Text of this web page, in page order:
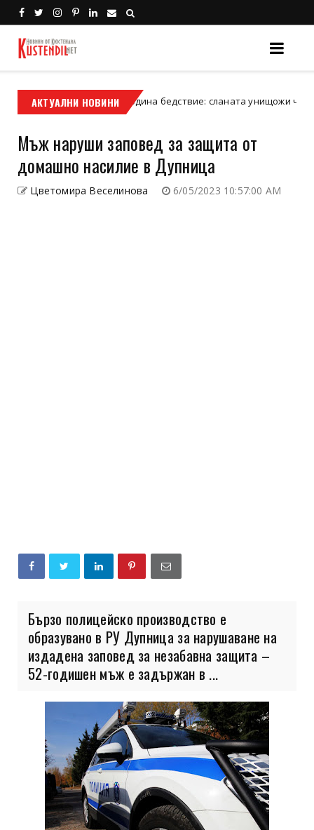
АКТУАЛНИ НОВИНИ
Втора поредна година бедствие: сланата унищожи
Мъж наруши заповед за защита от
домашно насилие в Дупница
Цветомира Веселинова 6/05/2023 10:57:00 AM
Бързо полицейско производство е
образувано в РУ Дупница за нарушаване на
издадена заповед за незабавна защита –
52-годишен мъж е задържан в ...